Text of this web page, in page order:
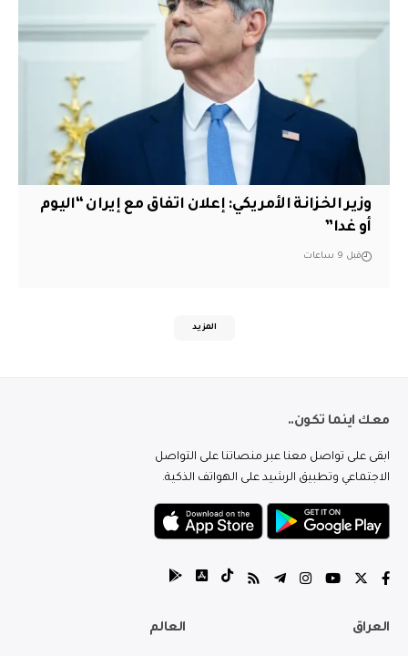
وزير الخزانة الأمريكي: إعلان اتفاق مع إيران “اليوم
أو غدا”
قبل 9 ساعات
المزيد
معك اينما تكون..
ابقى على تواصل معنا عبر منصاتنا على التواصل
الاجتماعي وتطبيق الرشيد على الهواتف الذكية.
العراق العالم